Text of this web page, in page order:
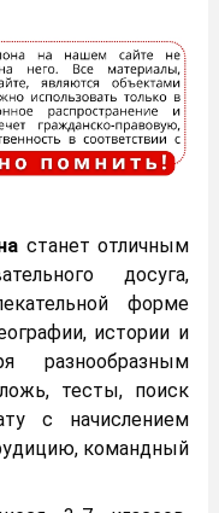
станет отличным
досуга,
форме
истории и
разнообразным
тесты, поиск
с начислением
командный